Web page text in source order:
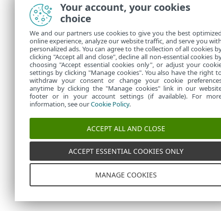
Your account, your cookies
choice
We and our partners use cookies to give you the best
online experience, analyze our website traffic, and serve you
personalized ads. You can agree to the collection of all cookies
clicking "Accept all and close", decline all non-essential cookies
choosing "Accept essential cookies only", or adjust your
settings by clicking "Manage cookies". You also have the right
withdraw your consent or change your cookie
anytime by clicking the "Manage cookies" link in our
footer or in your account settings (if available). For
information, see ourCookie Policy.
ACCEPT ALL AND CLOSE
ACCEPT ESSENTIAL COOKIES ONLY
MANAGE COOKIES